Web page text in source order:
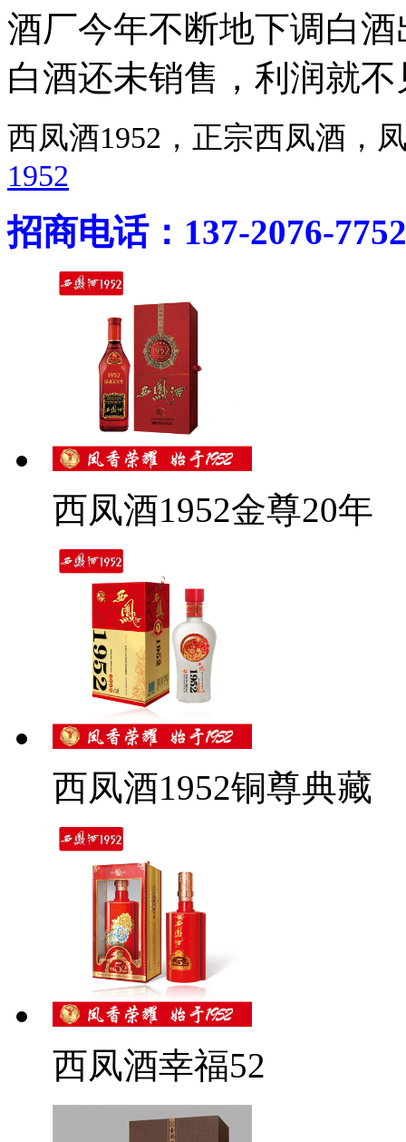
酒厂今年不断地下调白
白酒还未销售，利润就
西凤酒1952，正宗西凤酒
1952
招商电话：137-2076-7752
西凤酒1952金尊20年
西凤酒1952铜尊典藏
西凤酒幸福52